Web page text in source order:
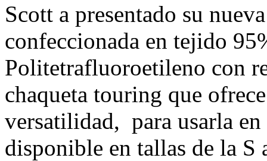
Scott a presentado su
confeccionada en tejido
Politetrafluoroetileno con
chaqueta touring que
versatilidad, para usarla
disponible en tallas de la